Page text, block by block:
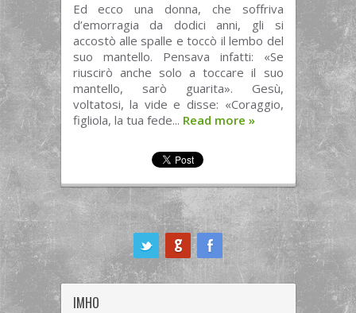
Ed ecco una donna, che soffriva
d’emorragia da dodici anni, gli si
accostò alle spalle e toccò il lembo del
suo mantello. Pensava infatti: «Se
riuscirò anche solo a toccare il suo
mantello, sarò guarita». Gesù,
voltatosi, la vide e disse: «Coraggio,
figliola, la tua fede... Read more »
IMHO